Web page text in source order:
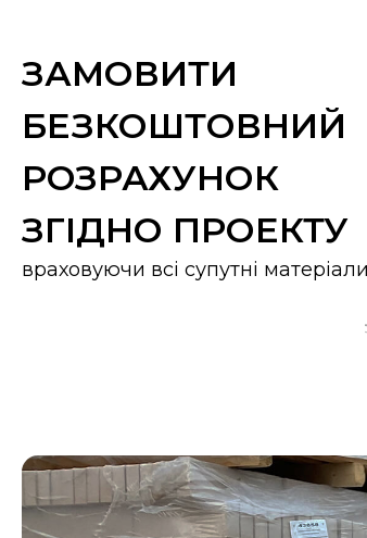
ЗАМОВИТИ
БЕЗКОШТОВНИЙ
РОЗРАХУНОК
ЗГІДНО ПРОЕКТУ
враховуючи всі супутні матеріали